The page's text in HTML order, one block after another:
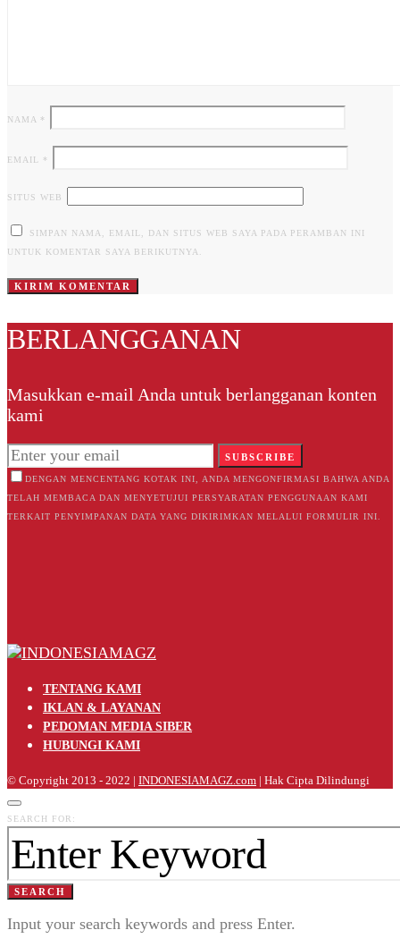
NAMA *
EMAIL *
SITUS WEB
SIMPAN NAMA, EMAIL, DAN SITUS WEB SAYA PADA PERAMBAN INI
UNTUK KOMENTAR SAYA BERIKUTNYA.
BERLANGGANAN
Masukkan e-mail Anda untuk berlangganan konten
kami
SUBSCRIBE
DENGAN MENCENTANG KOTAK INI, ANDA MENGONFIRMASI BAHWA ANDA
TELAH MEMBACA DAN MENYETUJUI PERSYARATAN PENGGUNAAN KAMI
TERKAIT PENYIMPANAN DATA YANG DIKIRIMKAN MELALUI FORMULIR INI.
TENTANG KAMI
IKLAN & LAYANAN
PEDOMAN MEDIA SIBER
HUBUNGI KAMI
© Copyright 2013 - 2022 | INDONESIAMAGZ.com | Hak Cipta Dilindungi
SEARCH FOR:
SEARCH
Input your search keywords and press Enter.